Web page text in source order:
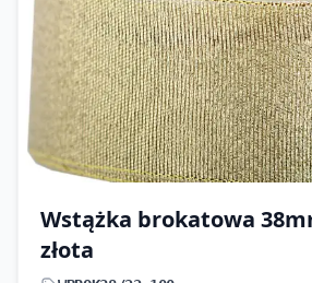
Wstążka brokatowa
złota